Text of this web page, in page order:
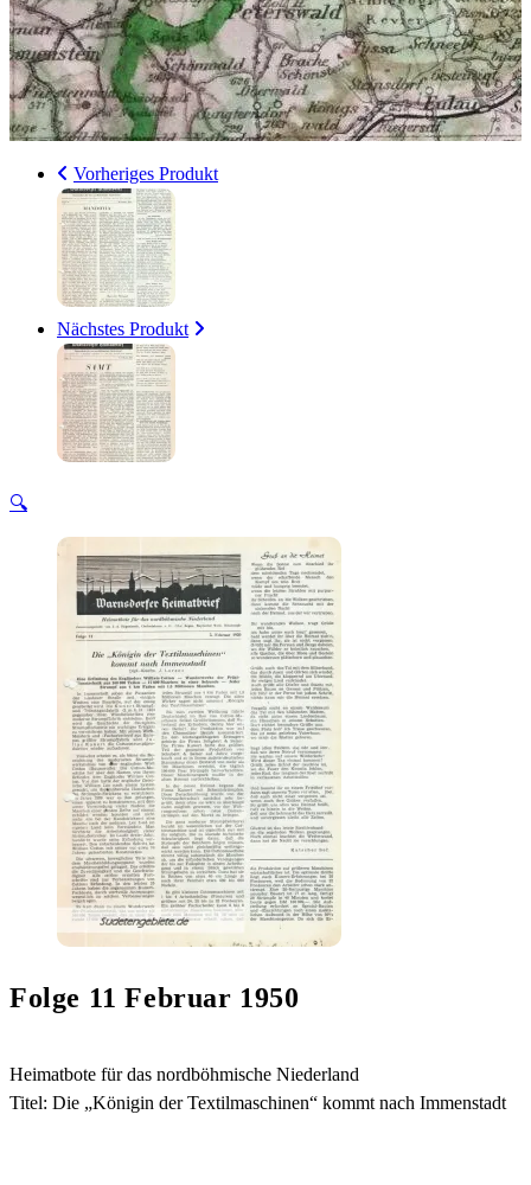
Vorheriges Produkt
Nächstes Produkt
🔍
Folge 11 Februar 1950
Heimatbote für das nordböhmische Niederland
Titel: Die „Königin der Textilmaschinen“ kommt nach Immenstadt